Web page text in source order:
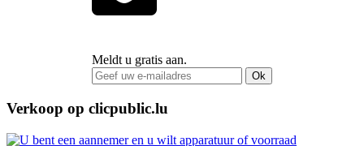
Meldt u gratis aan.
Ok
Verkoop op clicpublic.lu